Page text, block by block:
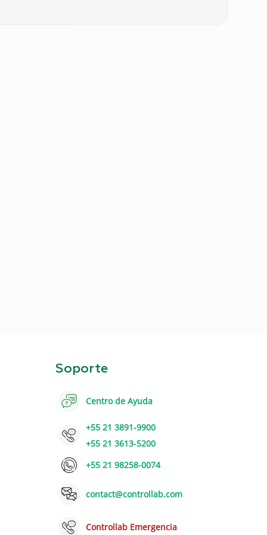
Soporte
Centro de Ayuda
+55 21 3891-9900
+55 21 3613-5200
+55 21 98258-0074
contact@controllab.com
Controllab Emergencia